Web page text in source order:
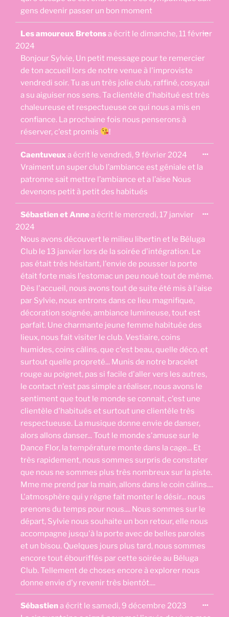
gens devenir passer un bon moment
Les amoureux Bretonsa écrit le dimanche, 11 février
2024
Bonjour Sylvie, Un petit message pour te remercier
de ton accueil lors de notre venue à l'improviste
vendredi soir. Tu as un très jolie club, raffiné, cosy,qui
a su aiguiser nos sens. Ta clientèle d'habitué est très
chaleureuse et respectueuse ce qui nous a mis en
confiance. La prochaine fois nous penserons à
réserver, c'est promis
!
...
cette
Caentuveuxa écrit le vendredi, 9 février 2024
Vraiment un super club l’ambiance est géniale et la
patronne sait mettre l’ambiance et a l’aise Nous
devenons petit à petit des habitués
...
Sébastien et Annea écrit le mercredi, 17 janvier
2024
Nous avons découvert le milieu libertin et le Béluga
Club le 13 janvier lors de la soirée d'intégration. Le
pas était très hésitant, l'envie de pousser la porte
était forte mais l'estomac un peu noué tout de même.
Dès l'accueil, nous avons tout de suite été mis à l'aise
par Sylvie, nous entrons dans ce lieu magnifique,
décoration soignée, ambiance lumineuse, tout est
parfait. Une charmante jeune femme habituée des
lieux, nous fait visiter le club. Vestiaire, coins
humides, coins câlins, que c'est beau, quelle déco, et
surtout quelle propreté... Munis de notre bracelet
rouge au poignet, pas si facile d'aller vers les autres,
le contact n'est pas simple a réaliser, nous avons le
sentiment que tout le monde se connait, c'est une
clientèle d'habitués et surtout une clientèle très
respectueuse. La musique donne envie de danser,
alors allons danser... Tout le monde s'amuse sur le
Dance Flor, la température monte dans la cage... Et
très rapidement, nous sommes surpris de constater
que nous ne sommes plus très nombreux sur la piste.
Mme me prend par la main, allons dans le coin câlins....
L'atmosphère qui y règne fait monter le désir... nous
prenons du temps pour nous.... Nous sommes sur le
départ, Sylvie nous souhaite un bon retour, elle nous
accompagne jusqu'à la porte avec de belles paroles
et un bisou. Quelques jours plus tard, nous sommes
encore tout ébouriffés par cette soirée au Béluga
Club. Tellement de choses encore à explorer nous
donne envie d'y revenir très bientôt....
...
Sébastiena écrit le samedi, 9 décembre 2023
...